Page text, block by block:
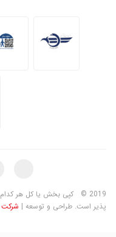
2019 ©
کپی بخش یا کل هر کدام
پذیر است. طراحی و توسعه | شرکت